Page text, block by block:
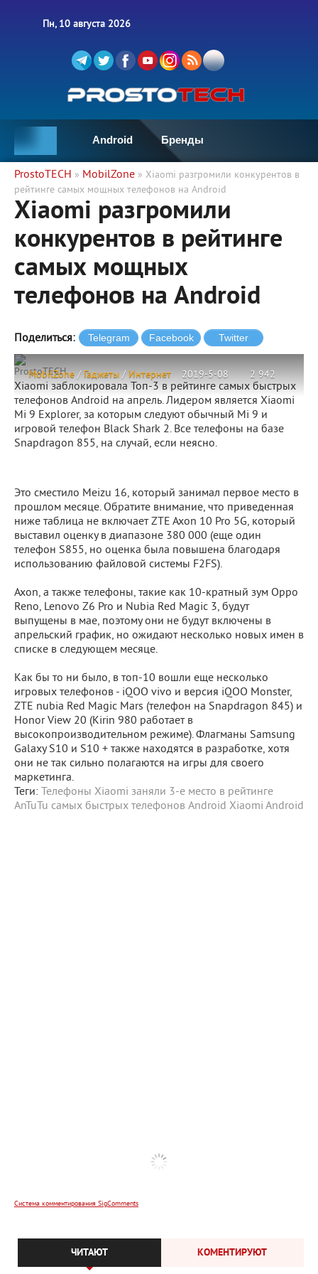
Пн, 10 августа 2026
Android Бренды
ProstoTECH » MobilZone » Xiaomi разгромили конкурентов в
рейтинге самых мощных телефонов на Android
Xiaomi разгромили
конкурентов в рейтинге
самых мощных
телефонов на Android
Поделиться:
MobilZone / Гаджеты / Интернет 2019-5-08 2 942
ProstoTECH
Xiaomi заблокировала Топ-3 в рейтинге самых быстрых
телефонов Android на апрель. Лидером является Xiaomi
Mi 9 Explorer, за которым следуют обычный Mi 9 и
игровой телефон Black Shark 2. Все телефоны на базе
Snapdragon 855, на случай, если неясно.
Это сместило Meizu 16, который занимал первое место в
прошлом месяце. Обратите внимание, что приведенная
ниже таблица не включает ZTE Axon 10 Pro 5G, который
выставил оценку в диапазоне 380 000 (еще один
телефон S855, но оценка была повышена благодаря
использованию файловой системы F2FS).
Axon, а также телефоны, такие как 10-кратный зум Oppo
Reno, Lenovo Z6 Pro и Nubia Red Magic 3, будут
выпущены в мае, поэтому они не будут включены в
апрельский график, но ожидают несколько новых имен в
списке в следующем месяце.
Как бы то ни было, в топ-10 вошли еще несколько
игровых телефонов - iQOO vivo и версия iQOO Monster,
ZTE nubia Red Magic Mars (телефон на Snapdragon 845) и
Honor View 20 (Kirin 980 работает в
высокопроизводительном режиме). Флагманы Samsung
Galaxy S10 и S10 + также находятся в разработке, хотя
они не так сильно полагаются на игры для своего
маркетинга.
Теги: Телефоны Xiaomi заняли 3-е место в рейтинге
AnTuTu самых быстрых телефонов Android Xiaomi Android
Система комментирования SigComments
ЧИТАЮТ КОМЕНТИРУЮТ